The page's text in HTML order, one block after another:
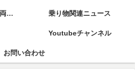
高速バス バス会社別車両・設備・シート紹介 乗り物関連ニュース
Youtubeチャンネル
お問い合わせ